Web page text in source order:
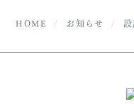
HOME お知らせ